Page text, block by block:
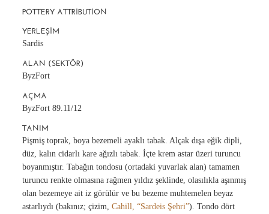
POTTERY ATTRIBUTION
YERLEŞIM
Sardis
ALAN (SEKTÖR)
ByzFort
AÇMA
ByzFort 89.11/12
TANIM
Pişmiş toprak, boya bezemeli ayaklı tabak. Alçak dışa eğik dipli,
düz, kalın cidarlı kare ağızlı tabak. İçte krem astar üzeri turuncu
boyanmıştır. Tabağın tondosu (ortadaki yuvarlak alan) tamamen
turuncu renkte olmasına rağmen yıldız şeklinde, olasılıkla aşınmış
olan bezemeye ait iz görülür ve bu bezeme muhtemelen beyaz
astarlıydı (bakınız; çizim,Cahill, “Sardeis Şehri”). Tondo dört